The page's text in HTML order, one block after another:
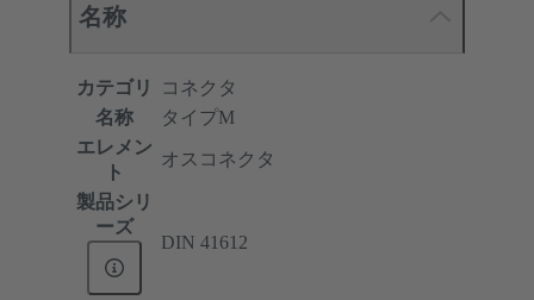
名称
カテゴリ
コネクタ
名称
タイプM
エレメン
ト
オスコネクタ
製品シリ
ーズ
DIN 41612